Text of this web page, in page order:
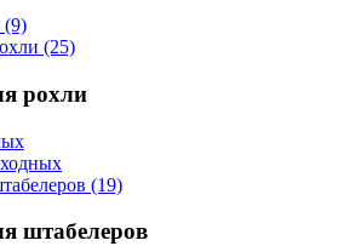
(9)
(25)
рохли
(19)
штабелеров